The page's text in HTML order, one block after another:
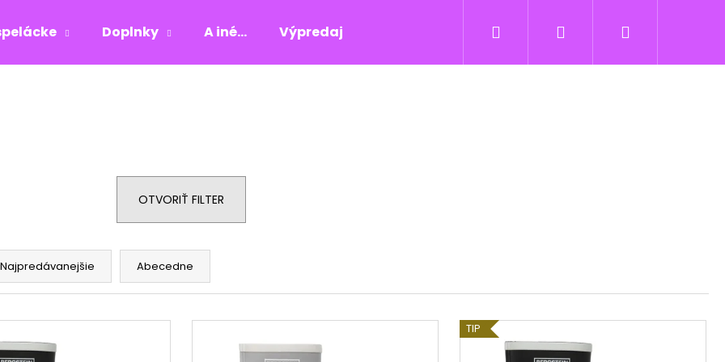
Doplnky A iné... Výpredaj Hľadať Prihlásenie
OTVORIŤ FILTER
Najpredávanejšie Abecedne
TIP
Odporúčame